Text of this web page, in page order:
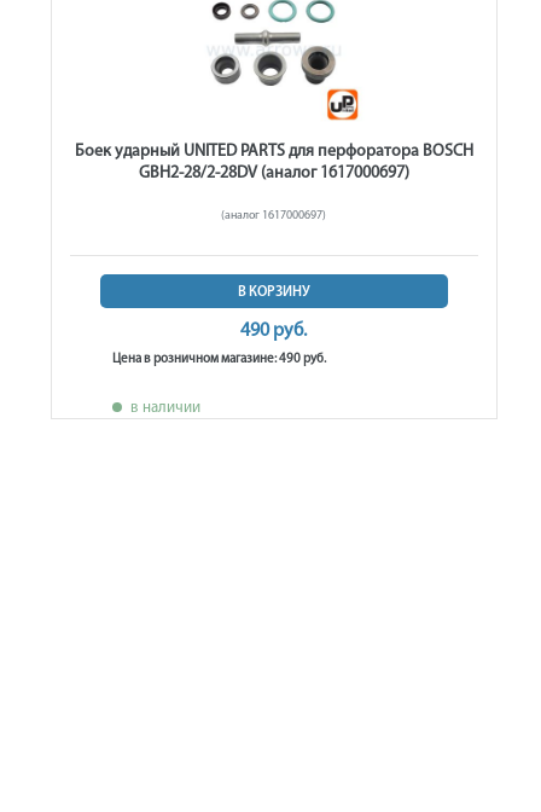
Боек ударный UNITED PARTS для перфоратора BOSCH
GBH2-28/2-28DV (аналог 1617000697)
(аналог 1617000697)
В КОРЗИНУ
490 руб.
Цена в розничном магазине: 490 руб.
в наличии